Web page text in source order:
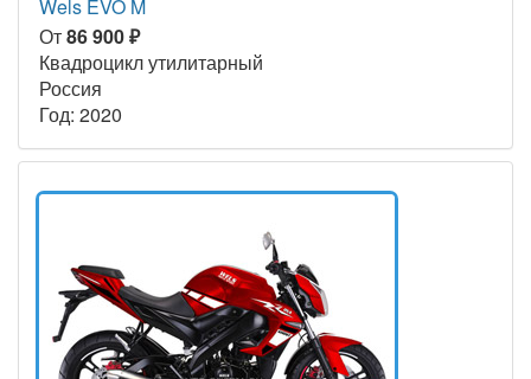
Wels EVO M
От86 900 ₽
Квадроцикл утилитарный
Россия
Год: 2020